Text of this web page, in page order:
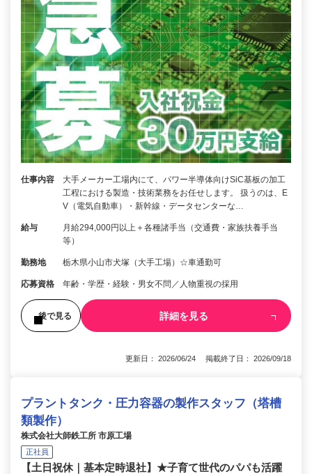
仕事内容
大手メーカー工場内にて、パワー半導体向けSiC基板の加工
工程における製造・技術業務をお任せします。 扱うのは、E
V（電気自動車）・新幹線・データセンターな…
給与
月給294,000円以上＋各種諸手当（交通費・家族扶養手当
等）
勤務地 栃木県小山市犬塚（大手工場）☆車通勤可
応募資格 年齢・学歴・経験・男⼥不問／⼈物重視の採⽤
後で見る 詳細を見る
更新日： 2026/06/24 掲載終了日： 2026/09/18
プラントタンク・圧力容器の製作スタッフ（塔槽
類製作）
株式会社大師鉄工所 市原工場
正社員
【土日祝休｜基本定時退社】★子育て世代のパパも活躍